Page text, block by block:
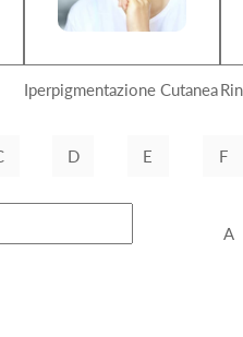
Iperpigmentazione Cutanea
D E F
A